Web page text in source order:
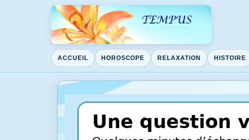
ACCUEIL HOROSCOPE RELAXATION HISTOIRE